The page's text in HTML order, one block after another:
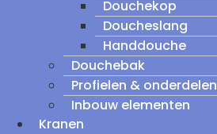
Douchekop
Doucheslang
Handdouche
Douchebak
Profielen & onderdelen
Inbouw elementen
Kranen